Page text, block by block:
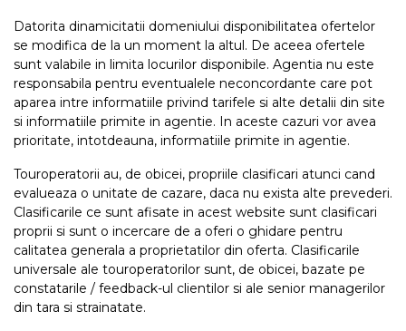
Datorita dinamicitatii domeniului disponibilitatea ofertelor
se modifica de la un moment la altul. De aceea ofertele
sunt valabile in limita locurilor disponibile. Agentia nu este
responsabila pentru eventualele neconcordante care pot
aparea intre informatiile privind tarifele si alte detalii din site
si informatiile primite in agentie. In aceste cazuri vor avea
prioritate, intotdeauna, informatiile primite in agentie.
Touroperatorii au, de obicei, propriile clasificari atunci cand
evalueaza o unitate de cazare, daca nu exista alte prevederi.
Clasificarile ce sunt afisate in acest website sunt clasificari
proprii si sunt o incercare de a oferi o ghidare pentru
calitatea generala a proprietatilor din oferta. Clasificarile
universale ale touroperatorilor sunt, de obicei, bazate pe
constatarile / feedback-ul clientilor si ale senior managerilor
din tara si strainatate.